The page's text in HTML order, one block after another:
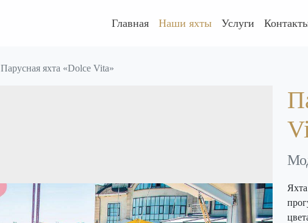
Главная Наши яхты Услуги
Парусная яхта «Dolce Vita»